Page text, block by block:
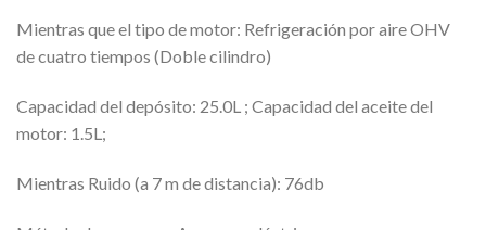
Mientras que el tipo de motor: Refrigeración por aire OHV
de cuatro tiempos (Doble cilindro)
Capacidad del depósito: 25.0L ; Capacidad del aceite del
motor: 1.5L;
Mientras Ruido (a 7 m de distancia): 76db